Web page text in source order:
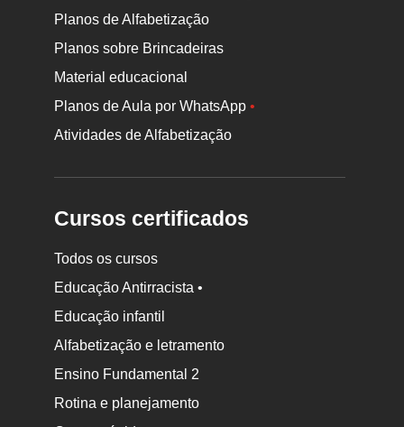
Planos de Alfabetização
Planos sobre Brincadeiras
Material educacional
Planos de Aula por WhatsApp•
Atividades de Alfabetização
Cursos certificados
Todos os cursos
Educação Antirracista •
Educação infantil
Alfabetização e letramento
Ensino Fundamental 2
Rotina e planejamento